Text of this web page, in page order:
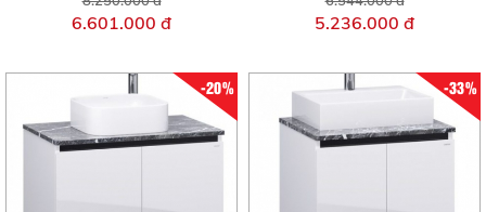
6.601.000 đ 5.236.000 đ
-20% -33%